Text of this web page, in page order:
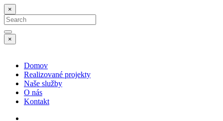
×
Search
for:
Search
×
Domov
Realizované projekty
Naše služby
O nás
Kontakt